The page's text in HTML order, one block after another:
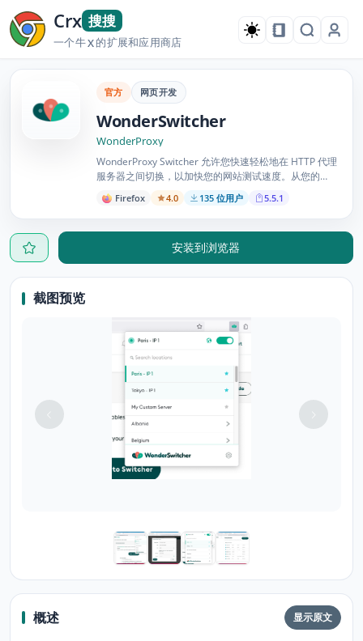
Crx 搜搜
一个牛X的扩展和应用商店
官方 网页开发
WonderSwitcher
WonderProxy
WonderProxy Switcher 允许您快速轻松地在 HTTP 代理
服务器之间切换，以加快您的网站测试速度。从您的
WonderProxy 帐户导入代理或添加您自己的自定义服务
器。
Firefox 4.0 135 位用户 5.5.1
安装到浏览器
截图预览
概述 显示原文